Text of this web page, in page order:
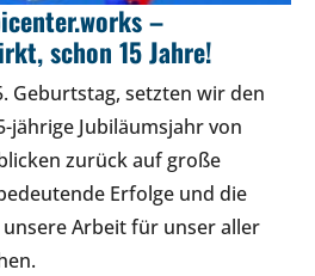
–
schon 15 Jahre!
Geburtstag, setzten wir den
jährige Jubiläumsjahr von
zurück auf große
Erfolge und die
Arbeit für unser aller